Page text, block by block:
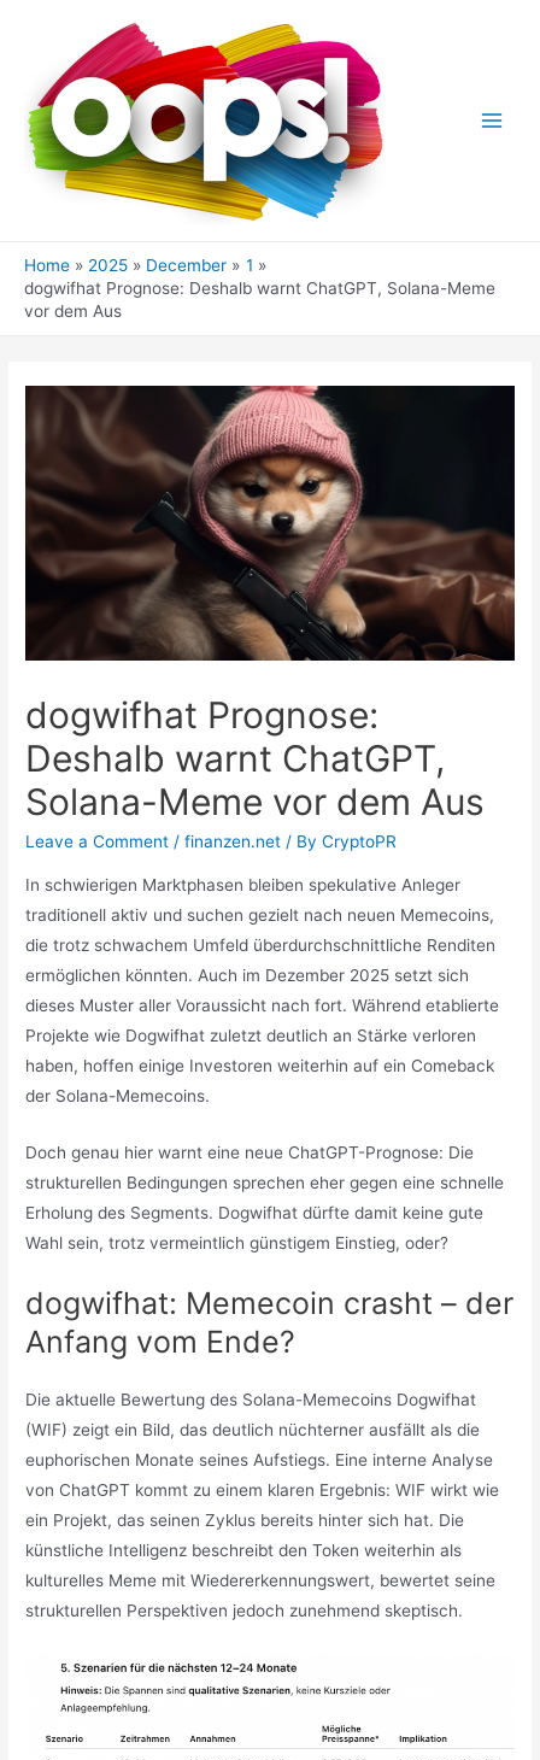
Home 2025 December
1
dogwifhat Prognose: Deshalb warnt ChatGPT, Solana-Meme
vor dem Aus
dogwifhat Prognose:
Deshalb warnt ChatGPT,
Solana-Meme vor dem Aus
Leave a Comment /finanzen.net / ByCryptoPR
In schwierigen Marktphasen bleiben spekulative Anleger
traditionell aktiv und suchen gezielt nach neuen Memecoins,
die trotz schwachem Umfeld überdurchschnittliche Renditen
ermöglichen könnten. Auch im Dezember 2025 setzt sich
dieses Muster aller Voraussicht nach fort. Während etablierte
Projekte wie Dogwifhat zuletzt deutlich an Stärke verloren
haben, hoffen einige Investoren weiterhin auf ein Comeback
der Solana-Memecoins.
Doch genau hier warnt eine neue ChatGPT-Prognose: Die
strukturellen Bedingungen sprechen eher gegen eine schnelle
Erholung des Segments. Dogwifhat dürfte damit keine gute
Wahl sein, trotz vermeintlich günstigem Einstieg, oder?
dogwifhat: Memecoin crasht – der
Anfang vom Ende?
Die aktuelle Bewertung des Solana-Memecoins Dogwifhat
(WIF) zeigt ein Bild, das deutlich nüchterner ausfällt als die
euphorischen Monate seines Aufstiegs. Eine interne Analyse
von ChatGPT kommt zu einem klaren Ergebnis: WIF wirkt wie
ein Projekt, das seinen Zyklus bereits hinter sich hat. Die
künstliche Intelligenz beschreibt den Token weiterhin als
kulturelles Meme mit Wiedererkennungswert, bewertet seine
strukturellen Perspektiven jedoch zunehmend skeptisch.